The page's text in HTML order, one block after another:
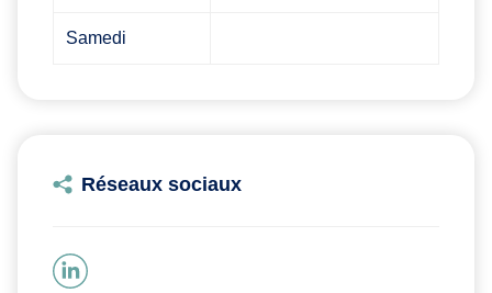
Samedi
Réseaux sociaux